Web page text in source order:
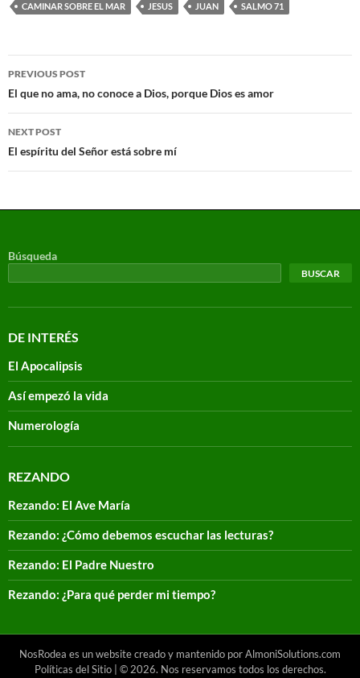
CAMINAR SOBRE EL MAR JESUS JUAN SALMO 71
PREVIOUS POST
El que no ama, no conoce a Dios, porque Dios es amor
NEXT POST
El espíritu del Señor está sobre mí
Búsqueda
BUSCAR
DE INTERÉS
El Apocalipsis
Así empezó la vida
Numerología
REZANDO
Rezando: El Ave María
Rezando: ¿Cómo debemos escuchar las lecturas?
Rezando: El Padre Nuestro
Rezando: ¿Para qué perder mi tiempo?
NosRodea es un website creado y mantenido por AlmoniSolutions.com
Políticas del Sitio| © 2026. Nos reservamos todos los derechos.